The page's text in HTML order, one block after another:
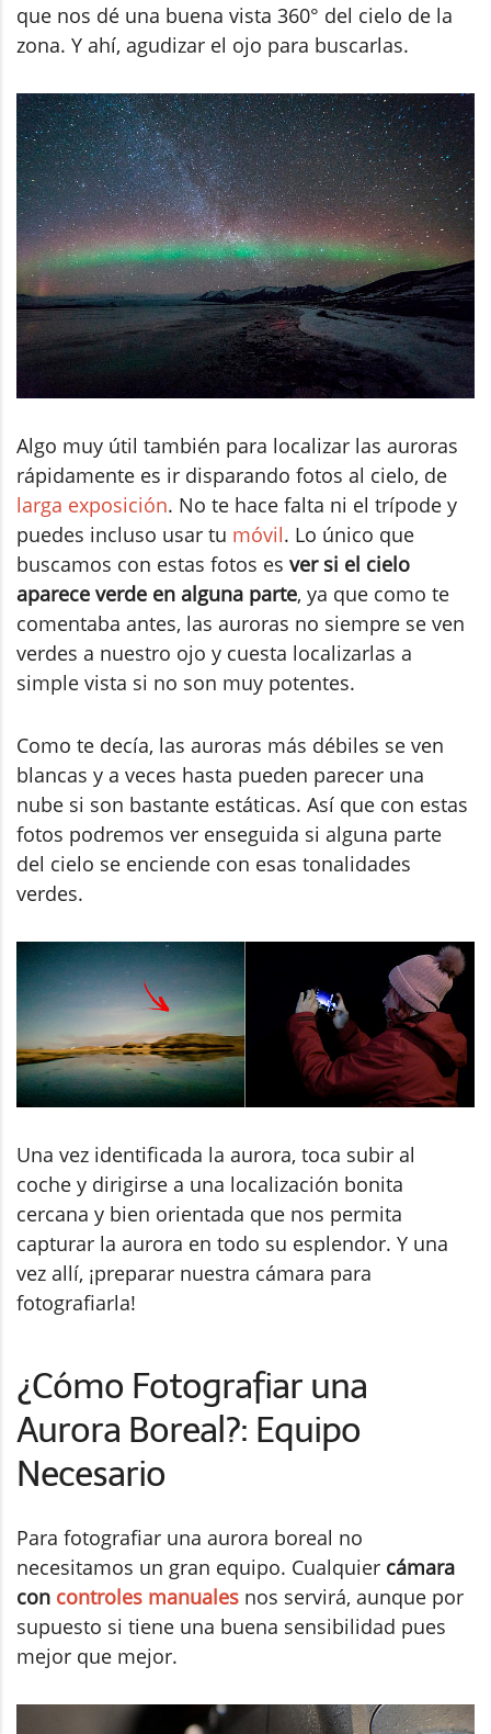
que nos dé una buena vista 360° del cielo de la
zona. Y ahí, agudizar el ojo para buscarlas.
Algo muy útil también para localizar las auroras
rápidamente es ir disparando fotos al cielo, de
larga exposición. No te hace falta ni el trípode y
puedes incluso usar tu móvil. Lo único que
buscamos con estas fotos es ver si el cielo
aparece verde en alguna parte, ya que como te
comentaba antes, las auroras no siempre se ven
verdes a nuestro ojo y cuesta localizarlas a
simple vista si no son muy potentes.
Como te decía, las auroras más débiles se ven
blancas y a veces hasta pueden parecer una
nube si son bastante estáticas. Así que con estas
fotos podremos ver enseguida si alguna parte
del cielo se enciende con esas tonalidades
verdes.
Una vez identificada la aurora, toca subir al
coche y dirigirse a una localización bonita
cercana y bien orientada que nos permita
capturar la aurora en todo su esplendor. Y una
vez allí, ¡preparar nuestra cámara para
fotografiarla!
¿Cómo Fotografiar una
Aurora Boreal?: Equipo
Necesario
Para fotografiar una aurora boreal no
necesitamos un gran equipo. Cualquier cámara
con controles manuales nos servirá, aunque por
supuesto si tiene una buena sensibilidad pues
mejor que mejor.